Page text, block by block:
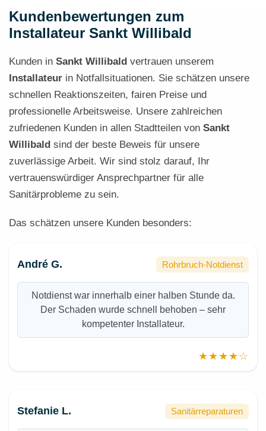
Kundenbewertungen zum
Installateur Sankt Willibald
Kunden in Sankt Willibald vertrauen unserem
Installateur in Notfallsituationen. Sie schätzen unsere
schnellen Reaktionszeiten, fairen Preise und
professionelle Arbeitsweise. Unsere zahlreichen
zufriedenen Kunden in allen Stadtteilen von Sankt
Willibald sind der beste Beweis für unsere
zuverlässige Arbeit. Wir sind stolz darauf, Ihr
vertrauenswürdiger Ansprechpartner für alle
Sanitärprobleme zu sein.
Das schätzen unsere Kunden besonders:
André G. Rohrbruch-Notdienst
Notdienst war innerhalb einer halben Stunde da.
Der Schaden wurde schnell behoben – sehr
kompetenter Installateur.
★★★★☆
Stefanie L. Sanitärreparaturen